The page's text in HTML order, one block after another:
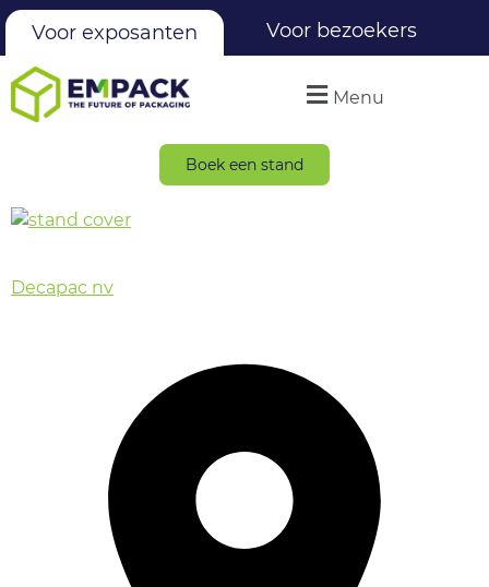
Voor exposanten Voor bezoekers
Menu
Boek een stand
Decapac nv